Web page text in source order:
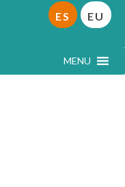
MENU
ES EU